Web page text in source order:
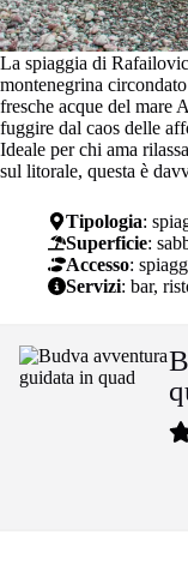
La spiaggia di
montenegrina
fresche acque del mare
fuggire dal caos delle
Ideale per chi ama
sul litorale, questa è
Tipologia:
Superficie:
Accesso:
Servizi: bar,